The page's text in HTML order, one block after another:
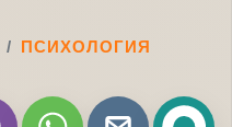
ПСИХОЛОГИЯ